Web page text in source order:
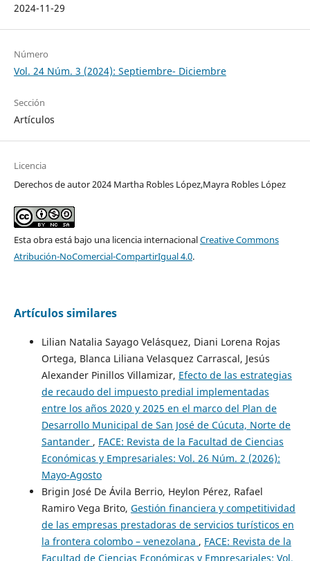
2024-11-29
Número
Vol. 24 Núm. 3 (2024): Septiembre- Diciembre
Sección
Artículos
Licencia
Derechos de autor 2024 Martha Robles López,Mayra Robles López
Esta obra está bajo una licencia internacionalCreative Commons
Atribución-NoComercial-CompartirIgual 4.0.
Artículos similares
Lilian Natalia Sayago Velásquez, Diani Lorena Rojas
Ortega, Blanca Liliana Velasquez Carrascal, Jesús
Alexander Pinillos Villamizar, Efecto de las estrategias
de recaudo del impuesto predial implementadas
entre los años 2020 y 2025 en el marco del Plan de
Desarrollo Municipal de San José de Cúcuta, Norte de
Santander , FACE: Revista de la Facultad de Ciencias
Económicas y Empresariales: Vol. 26 Núm. 2 (2026):
Mayo-Agosto
Brigin José De Ávila Berrio, Heylon Pérez, Rafael
Ramiro Vega Brito, Gestión financiera y competitividad
de las empresas prestadoras de servicios turísticos en
la frontera colombo – venezolana , FACE: Revista de la
Facultad de Ciencias Económicas y Empresariales: Vol.